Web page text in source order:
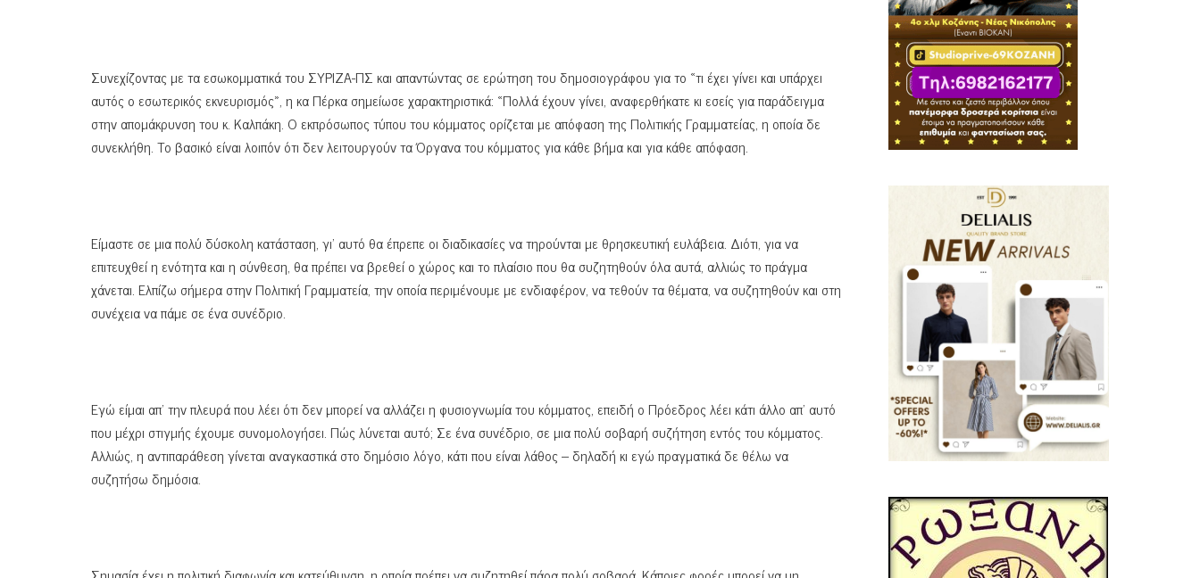
Συνεχίζοντας με τα εσωκομματικά του ΣΥΡΙΖΑ-ΠΣ και απαντώντας σε ερώτηση του δημοσιογράφου για το «τι έχει γίνει και υπάρχει
αυτός ο εσωτερικός εκνευρισμός», η κα Πέρκα σημείωσε χαρακτηριστικά: «Πολλά έχουν γίνει, αναφερθήκατε κι εσείς για παράδειγμα
στην απομάκρυνση του κ. Καλπάκη. Ο εκπρόσωπος τύπου του κόμματος ορίζεται με απόφαση της Πολιτικής Γραμματείας, η οποία δε
συνεκλήθη. Το βασικό είναι λοιπόν ότι δεν λειτουργούν τα Όργανα του κόμματος για κάθε βήμα και για κάθε απόφαση.
Είμαστε σε μια πολύ δύσκολη κατάσταση, γι’ αυτό θα έπρεπε οι διαδικασίες να τηρούνται με θρησκευτική ευλάβεια. Διότι, για να
επιτευχθεί η ενότητα και η σύνθεση, θα πρέπει να βρεθεί ο χώρος και το πλαίσιο που θα συζητηθούν όλα αυτά, αλλιώς το πράγμα
χάνεται. Ελπίζω σήμερα στην Πολιτική Γραμματεία, την οποία περιμένουμε με ενδιαφέρον, να τεθούν τα θέματα, να συζητηθούν και στη
συνέχεια να πάμε σε ένα συνέδριο.
Εγώ είμαι απ’ την πλευρά που λέει ότι δεν μπορεί να αλλάζει η φυσιογνωμία του κόμματος, επειδή ο Πρόεδρος λέει κάτι άλλο απ’ αυτό
που μέχρι στιγμής έχουμε συνομολογήσει. Πώς λύνεται αυτό; Σε ένα συνέδριο, σε μια πολύ σοβαρή συζήτηση εντός του κόμματος.
Αλλιώς, η αντιπαράθεση γίνεται αναγκαστικά στο δημόσιο λόγο, κάτι που είναι λάθος – δηλαδή κι εγώ πραγματικά δε θέλω να
συζητήσω δημόσια.